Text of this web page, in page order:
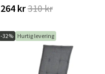
264 kr310 kr
-32% Hurtig levering